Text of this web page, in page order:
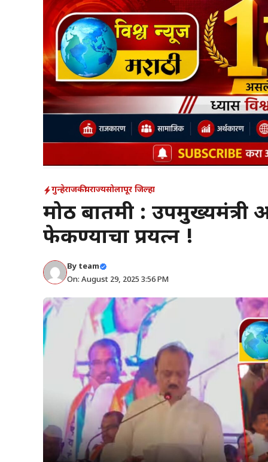
गुन्हेराजकीयराज्यसोलापूर जिल्हा
मोठी बातमी : उपमुख्यमंत्री
फेकण्याचा प्रयत्न !
By team
On: August 29, 2025 3:56 PM